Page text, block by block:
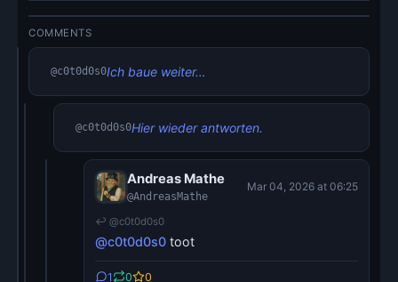
COMMENTS
@c0t0d0s0Ich baue weiter…
@c0t0d0s0Hier wieder antworten.
Andreas Mathe
@AndreasMathe
Mar 04, 2026 at 06:25
↩ @c0t0d0s0
@c0t0d0s0 toot
1 0 0